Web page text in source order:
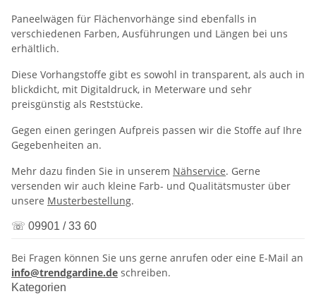
Paneelwägen für Flächenvorhänge sind ebenfalls in
verschiedenen Farben, Ausführungen und Längen bei uns
erhältlich.
Diese Vorhangstoffe gibt es sowohl in transparent, als auch in
blickdicht, mit Digitaldruck, in Meterware und sehr
preisgünstig als Reststücke.
Gegen einen geringen Aufpreis passen wir die Stoffe auf Ihre
Gegebenheiten an.
Mehr dazu finden Sie in unserem Nähservice. Gerne
versenden wir auch kleine Farb- und Qualitätsmuster über
unsere Musterbestellung.
☏ 09901 / 33 60
Bei Fragen können Sie uns gerne anrufen oder eine E-Mail an
info@trendgardine.de schreiben.
Kategorien